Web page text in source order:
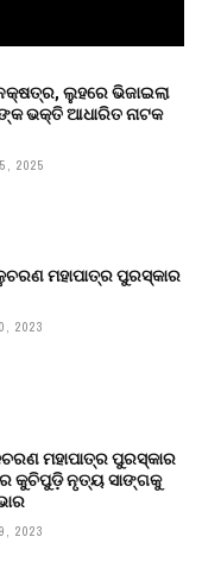
ଲୁହରେ ଭିଜାଇଲା
ଭକ୍ତି ଆଧାରିତ ନାଟକ
2025
ମହାପାତ୍ର ପୁରସ୍କାର
2023
ମହାପାତ୍ର ପୁରସ୍କାର
କୁଚିପୁଡ଼ି ନୃତ୍ୟ ସାଙ୍ଗକୁ
2023